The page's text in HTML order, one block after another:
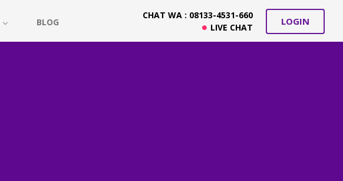
BLOG
CHAT WA : 08133-4531-660
LIVE CHAT
LOGIN